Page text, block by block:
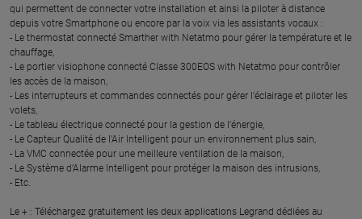
qui permettent de connecter votre installation et ainsi la piloter à distance
depuis votre Smartphone ou encore par la voix via les assistants vocaux :
- Le thermostat connecté Smarther with Netatmo pour gérer la température et le
chauffage,
- Le portier visiophone connecté Classe 300EOS with Netatmo pour contrôler
les accès de la maison,
- Les interrupteurs et commandes connectés pour gérer l’éclairage et piloter les
volets,
- Le tableau électrique connecté pour la gestion de l’énergie,
- Le Capteur Qualité de l’Air Intelligent pour un environnement plus sain,
- La VMC connectée pour une meilleure ventilation de la maison,
- Le Système d’Alarme Intelligent pour protéger la maison des intrusions,
- Etc.
Le + : Téléchargez gratuitement les deux applications Legrand dédiées au